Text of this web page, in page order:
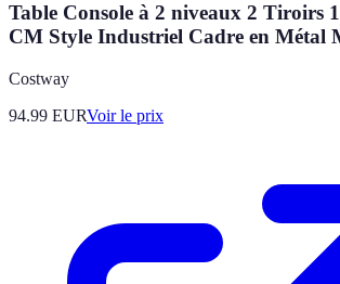
Table Console à 2 niveaux 2 Tiroirs
CM Style Industriel Cadre en Métal
Costway
94.99 EURVoir le prix